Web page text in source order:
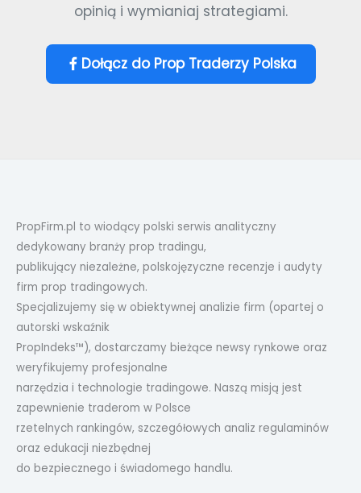
opinią i wymianiaj strategiami.
Dołącz do Prop Traderzy Polska
PropFirm.pl to wiodący polski serwis analityczny
dedykowany branży prop tradingu,
publikujący niezależne, polskojęzyczne recenzje i audyty
firm prop tradingowych.
Specjalizujemy się w obiektywnej analizie firm (opartej o
autorski wskaźnik
PropIndeks™), dostarczamy bieżące newsy rynkowe oraz
weryfikujemy profesjonalne
narzędzia i technologie tradingowe. Naszą misją jest
zapewnienie traderom w Polsce
rzetelnych rankingów, szczegółowych analiz regulaminów
oraz edukacji niezbędnej
do bezpiecznego i świadomego handlu.